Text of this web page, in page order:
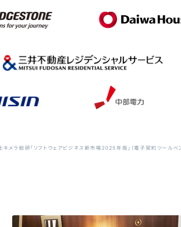
メラ総研「ソフトウェアビジネス新市場2025年版」（電子契約ツールベ